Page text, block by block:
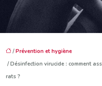
/Prévention et hygiène
/ Désinfection virucide : comment
rats ?